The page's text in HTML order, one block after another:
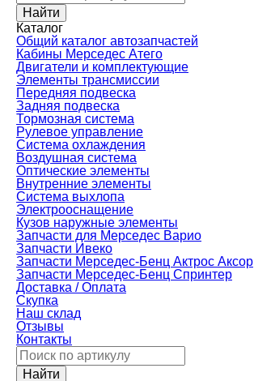
Каталог
Общий каталог автозапчастей
Кабины Мерседес Атего
Двигатели и комплектующие
Элементы трансмиссии
Передняя подвеска
Задняя подвеска
Тормозная сиcтема
Рулевое управление
Система охлаждения
Воздушная система
Оптические элементы
Внутренние элементы
Система выхлопа
Электрооснащение
Кузов наружные элементы
Запчасти для Мерседес Варио
Запчасти Ивеко
Запчасти Мерседес-Бенц Актрос Аксор
Запчасти Мерседес-Бенц Спринтер
Доставка / Оплата
Скупка
Наш склад
Отзывы
Контакты